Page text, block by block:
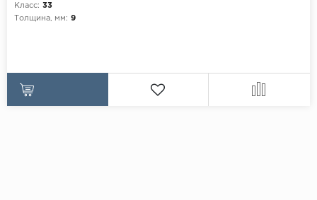
Класс: 33
Толщина, мм: 9